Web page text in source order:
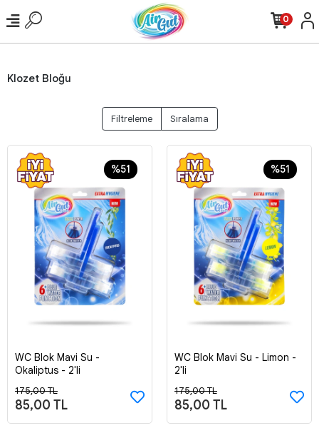
0
Klozet Bloğu
Filtreleme Sıralama
%51
Sepete Ekle
WC Blok Mavi Su -
Okaliptus - 2'li
175,00 TL
85,00 TL
%51
Sepete Ekle
WC Blok Mavi Su - Limon -
2'li
175,00 TL
85,00 TL